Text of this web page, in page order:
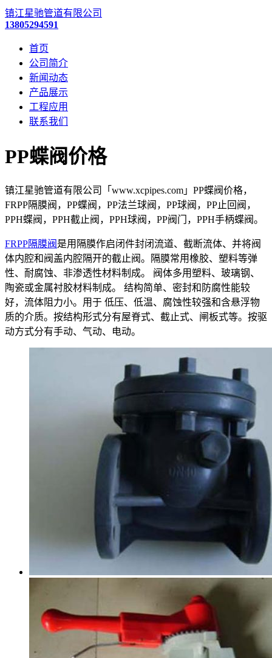
镇江星驰管道有限公司
13805294591
首页
公司简介
新闻动态
产品展示
工程应用
联系我们
PP蝶阀价格
镇江星驰管道有限公司「www.xcpipes.com」PP蝶阀价格，
FRPP隔膜阀，PP蝶阀，PP法兰球阀，PP球阀，PP止回阀，
PPH蝶阀，PPH截止阀，PPH球阀，PP阀门，PPH手柄蝶阀。
FRPP隔膜阀 是用隔膜作启闭件封闭流道、截断流体、并将阀
体内腔和阀盖内腔隔开的截止阀。隔膜常用橡胶、塑料等弹
性、耐腐蚀、非渗透性材料制成。 阀体多用塑料、玻璃钢、
陶瓷或金属衬胶材料制成。 结构简单、密封和防腐性能较
好，流体阻力小。用于 低压、低温、腐蚀性较强和含悬浮物
质的介质。按结构形式分有屋脊式、截止式、闸板式等。按驱
动方式分有手动、气动、电动。